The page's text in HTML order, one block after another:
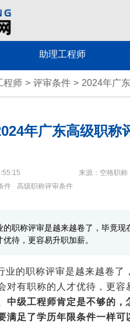
助理工程师
程师 > 评审条件 > 2024年广
年广东高级职称
来源：空格职称
件 高级职称评审条件
的职称评审是越来越卷了，毕竟
待，更容易升职加薪。
业的职称评审是越来越卷
对有职称的人才优待，更容
中级工程师肯定是不够的
满足了学历年限条件一样可